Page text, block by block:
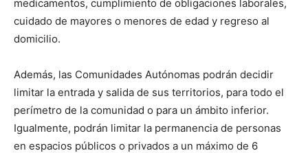
medicamentos, cumplimiento de obligaciones laborales,
cuidado de mayores o menores de edad y regreso al
domicilio.
Además, las Comunidades Autónomas podrán decidir
limitar la entrada y salida de sus territorios, para todo el
perímetro de la comunidad o para un ámbito inferior.
Igualmente, podrán limitar la permanencia de personas
en espacios públicos o privados a un máximo de 6